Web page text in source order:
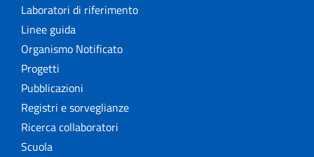
Laboratori di riferimento
Linee guida
Organismo Notificato
Progetti
Pubblicazioni
Registri e sorveglianze
Ricerca collaboratori
Scuola